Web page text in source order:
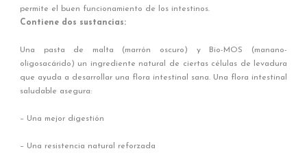
permite el buen funcionamiento de los intestinos.
Contiene dos sustancias:
Una pasta de malta (marrón oscuro) y Bio-MOS (manano-
oligosacárido) un ingrediente natural de ciertas células de levadura
que ayuda a desarrollar una flora intestinal sana. Una flora intestinal
saludable asegura:
– Una mejor digestión
– Una resistencia natural reforzada